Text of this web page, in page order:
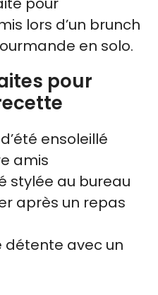
lors d’un brunch
en solo.
pour
ensoleillé
amis
stylée au bureau
après un repas
détente avec un